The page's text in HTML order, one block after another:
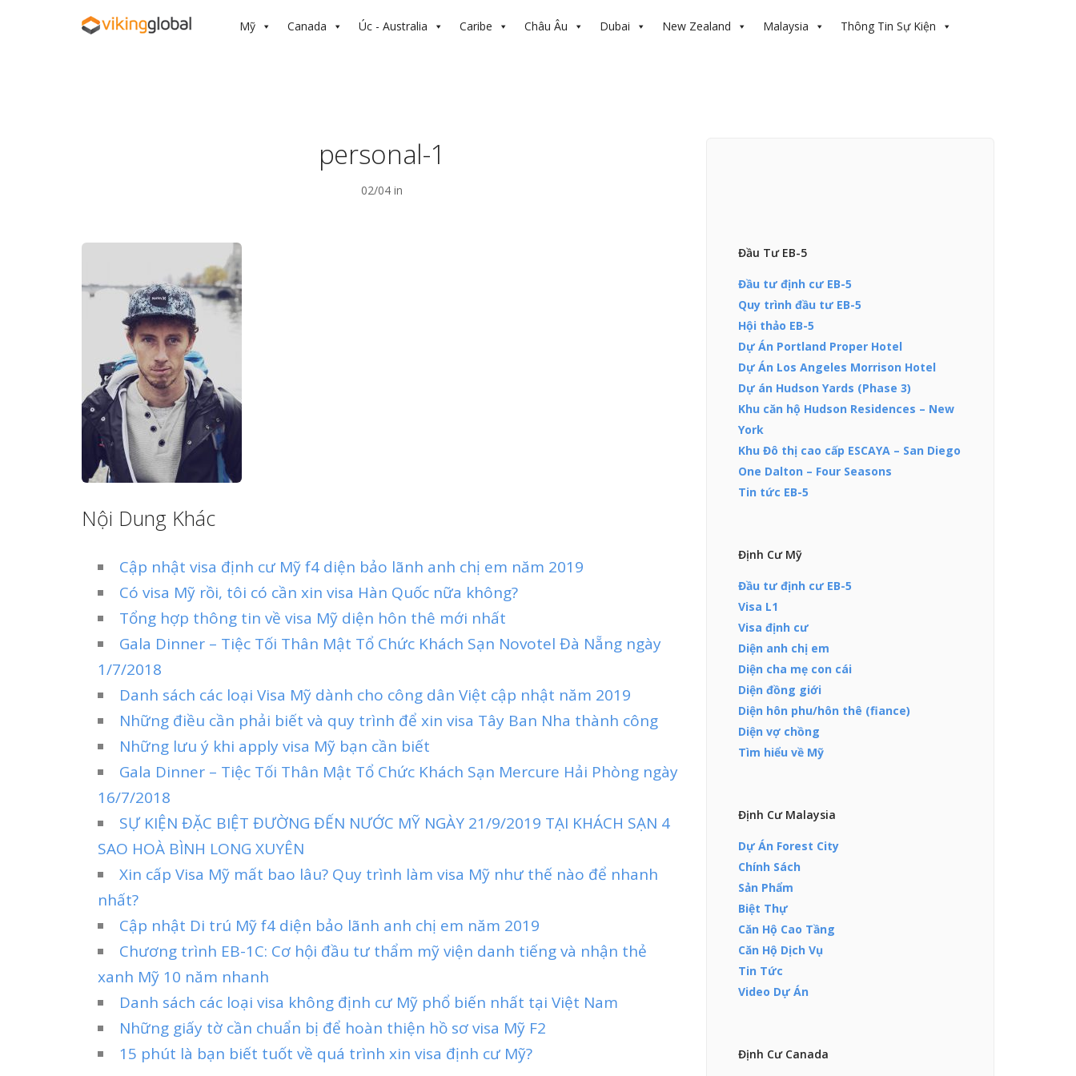
Mỹ Canada Úc - Australia Caribe Châu Âu Dubai New Zealand Malaysia Thông Tin Sự Kiện
personal-1
02/04 in
Nội Dung Khác
Cập nhật visa định cư Mỹ f4 diện bảo lãnh anh chị em năm 2019
Có visa Mỹ rồi, tôi có cần xin visa Hàn Quốc nữa không?
Tổng hợp thông tin về visa Mỹ diện hôn thê mới nhất
Gala Dinner – Tiệc Tối Thân Mật Tổ Chức Khách Sạn Novotel Đà Nẵng ngày
1/7/2018
Danh sách các loại Visa Mỹ dành cho công dân Việt cập nhật năm 2019
Những điều cần phải biết và quy trình để xin visa Tây Ban Nha thành công
Những lưu ý khi apply visa Mỹ bạn cần biết
Gala Dinner – Tiệc Tối Thân Mật Tổ Chức Khách Sạn Mercure Hải Phòng ngày
16/7/2018
SỰ KIỆN ĐẶC BIỆT ĐƯỜNG ĐẾN NƯỚC MỸ NGÀY 21/9/2019 TẠI KHÁCH SẠN 4
SAO HOÀ BÌNH LONG XUYÊN
Xin cấp Visa Mỹ mất bao lâu? Quy trình làm visa Mỹ như thế nào để nhanh
nhất?
Cập nhật Di trú Mỹ f4 diện bảo lãnh anh chị em năm 2019
Chương trình EB-1C: Cơ hội đầu tư thẩm mỹ viện danh tiếng và nhận thẻ
xanh Mỹ 10 năm nhanh
Danh sách các loại visa không định cư Mỹ phổ biến nhất tại Việt Nam
Những giấy tờ cần chuẩn bị để hoàn thiện hồ sơ visa Mỹ F2
15 phút là bạn biết tuốt về quá trình xin visa định cư Mỹ?
Đầu Tư EB-5
Đầu tư định cư EB-5
Quy trình đầu tư EB-5
Hội thảo EB-5
Dự Án Portland Proper Hotel
Dự Án Los Angeles Morrison Hotel
Dự án Hudson Yards (Phase 3)
Khu căn hộ Hudson Residences – New
York
Khu Đô thị cao cấp ESCAYA – San Diego
One Dalton – Four Seasons
Tin tức EB-5
Định Cư Mỹ
Đầu tư định cư EB-5
Visa L1
Visa định cư
Diện anh chị em
Diện cha mẹ con cái
Diện đồng giới
Diện hôn phu/hôn thê (fiance)
Diện vợ chồng
Tìm hiểu về Mỹ
Định Cư Malaysia
Dự Án Forest City
Chính Sách
Sản Phẩm
Biệt Thự
Căn Hộ Cao Tầng
Căn Hộ Dịch Vụ
Tin Tức
Video Dự Án
Định Cư Canada